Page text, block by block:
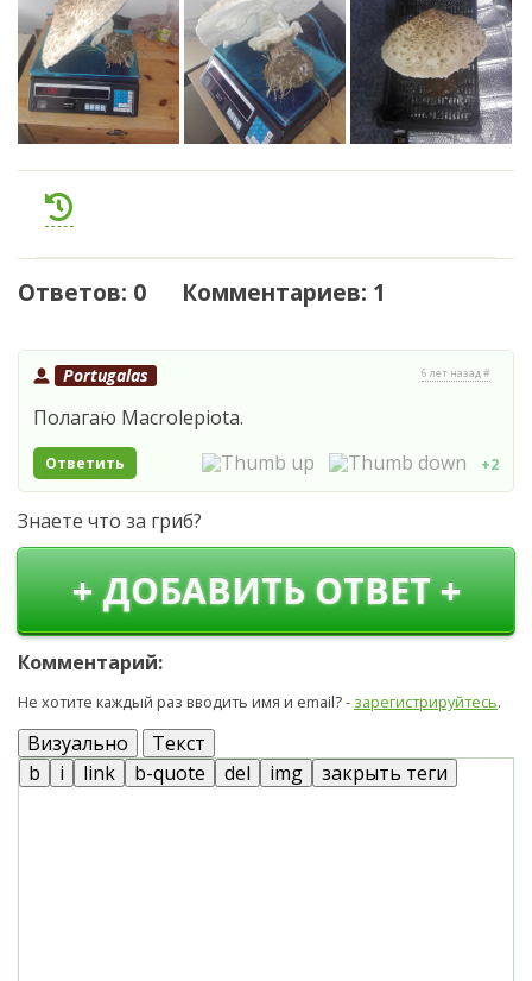
Ответов: 0 Комментариев: 1
Portugalas 6 лет назад #
Полагаю Macrolepiota.
Ответить +2
Знаете что за гриб?
+ ДОБАВИТЬ ОТВЕТ +
Комментарий:
Не хотите каждый раз вводить имя и email? - зарегистрируйтесь.
Визуально Текст